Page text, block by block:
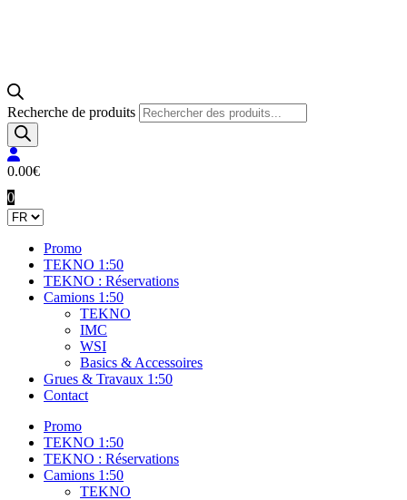
Recherche de produits
0.00€
0
Promo
TEKNO 1:50
TEKNO : Réservations
Camions 1:50
TEKNO
IMC
WSI
Basics & Accessoires
Grues & Travaux 1:50
Contact
Promo
TEKNO 1:50
TEKNO : Réservations
Camions 1:50
TEKNO